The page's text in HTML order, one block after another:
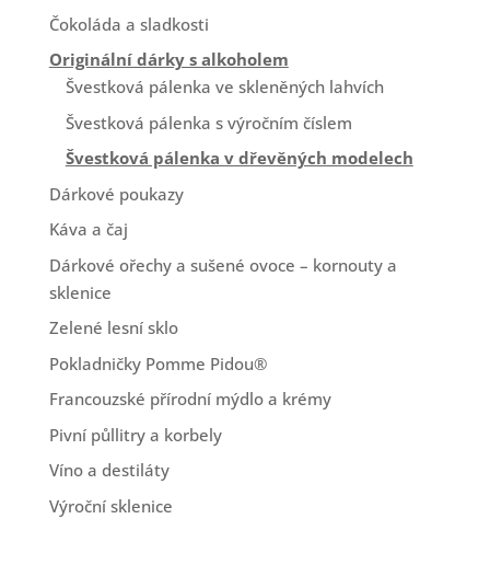
Čokoláda a sladkosti
Originální dárky s alkoholem
Švestková pálenka ve skleněných lahvích
Švestková pálenka s výročním číslem
Švestková pálenka v dřevěných modelech
Dárkové poukazy
Káva a čaj
Dárkové ořechy a sušené ovoce – kornouty a
sklenice
Zelené lesní sklo
Pokladničky Pomme Pidou®
Francouzské přírodní mýdlo a krémy
Pivní půllitry a korbely
Víno a destiláty
Výroční sklenice